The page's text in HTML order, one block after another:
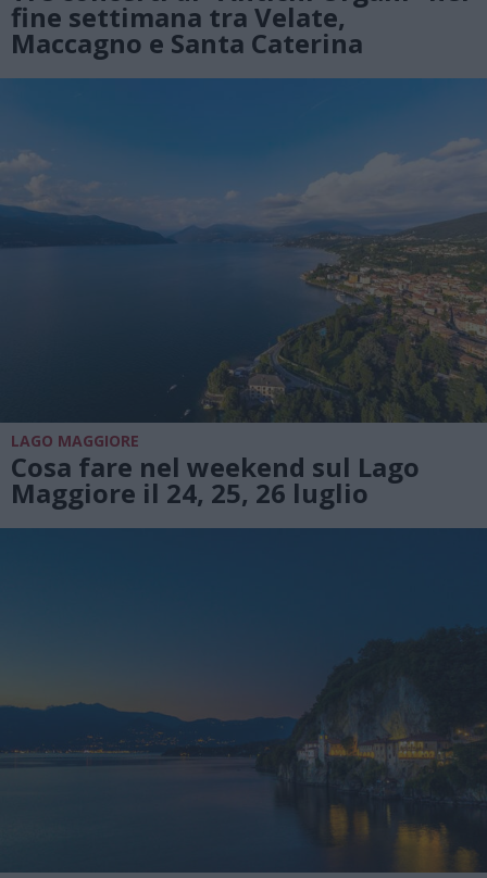
fine settimana tra Velate,
Maccagno e Santa Caterina
LAGO MAGGIORE
Cosa fare nel weekend sul Lago
Maggiore il 24, 25, 26 luglio